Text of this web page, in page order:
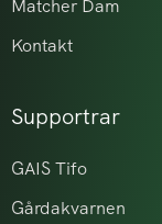
Matcher Dam
Kontakt
Supportrar
GAIS Tifo
Gårdakvarnen